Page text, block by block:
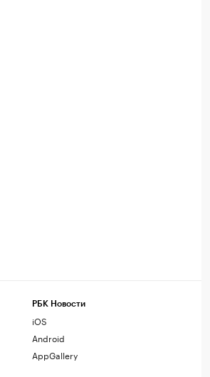
РБК Новости
iOS
Android
AppGallery